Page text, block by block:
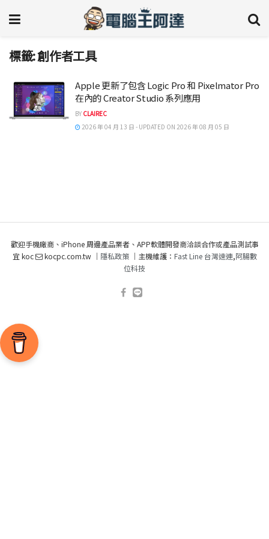
標籤:創作者工具
Apple 更新了包含 Logic Pro 和 Pixelmator Pro
在內的 Creator Studio 系列應用
BY CLAIREC
2026 年 04 月 13 日 - UPDATED ON 2026 年 08 月 05 日
歡迎手機廠商、iPhone 周邊產品業者、APP軟體開發商洽談合作或產品測試事
宜 koc
kocpc.com.tw ｜ 隱私政策｜主機維護： Fast Line 台灣速連,阿腸數
位科技